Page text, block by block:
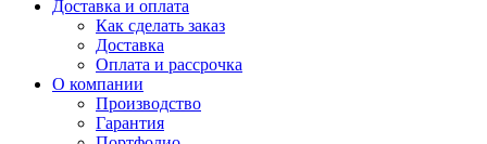
Доставка и оплата
Как сделать заказ
Доставка
Оплата и рассрочка
О компании
Производство
Гарантия